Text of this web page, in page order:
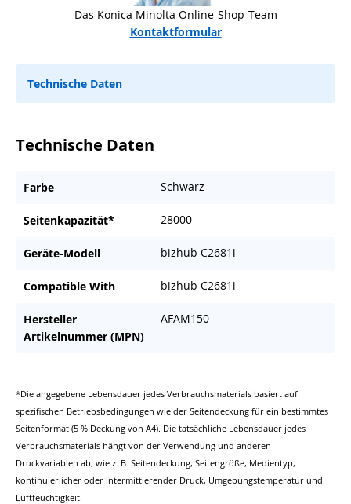
Das Konica Minolta Online-Shop-Team
Kontaktformular
Technische Daten
Technische Daten
Farbe Schwarz
Seitenkapazität* 28000
Geräte-Modell bizhub C2681i
Compatible With bizhub C2681i
Hersteller
Artikelnummer (MPN)
AFAM150
*Die angegebene Lebensdauer jedes Verbrauchsmaterials basiert auf
spezifischen Betriebsbedingungen wie der Seitendeckung für ein bestimmtes
Seitenformat (5 % Deckung von A4). Die tatsächliche Lebensdauer jedes
Verbrauchsmaterials hängt von der Verwendung und anderen
Druckvariablen ab, wie z. B. Seitendeckung, Seitengröße, Medientyp,
kontinuierlicher oder intermittierender Druck, Umgebungstemperatur und
Luftfeuchtigkeit.